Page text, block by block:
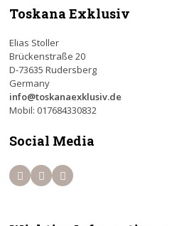
Toskana Exklusiv
Elias Stoller
Brückenstraße 20
D-73635 Rudersberg
Germany
info@toskanaexklusiv.de
Mobil: 017684330832
Social Media